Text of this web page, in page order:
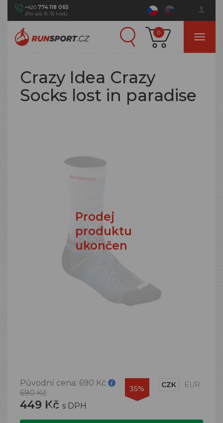
+420 774 118 065
(Po–pá: 8–15 hod.)
0
Crazy Idea Crazy
Socks lost in paradise
Prodej
produktu
ukončen
Původní cena: 690 Kč
690 Kč
449 Kč s DPH
35% CZK EUR